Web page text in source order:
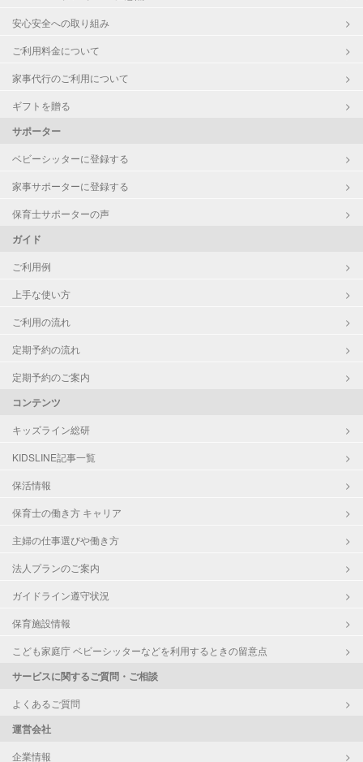
安心安全への取り組み
ご利用料金について
家事代行のご利用について
ギフトを贈る
サポーター
ベビーシッターに登録する
家事サポーターに登録する
保育士サポーターの声
ガイド
ご利用例
上手な使い方
ご利用の流れ
定期予約の流れ
定期予約のご案内
コンテンツ
キッズライン総研
KIDSLINE記事一覧
保活情報
保育士の働き方 キャリア
主婦の仕事選びや働き方
法人プランのご案内
ガイドライン遵守状況
保育施設情報
こども家庭庁 ベビーシッターなどを利用するときの留意点
サービスに関するご質問・ご相談
よくあるご質問
運営会社
企業情報